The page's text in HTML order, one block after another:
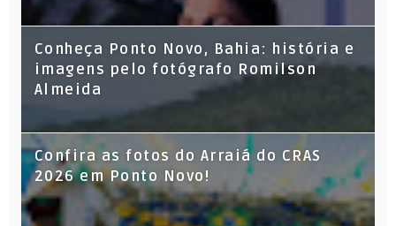
Conheça Ponto Novo, Bahia: história e
imagens pelo fotógrafo Romilson
Almeida
Confira as fotos do Arraiá do CRAS
2026 em Ponto Novo!